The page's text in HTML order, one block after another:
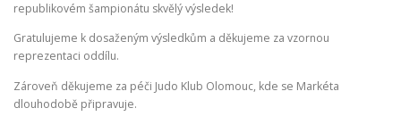
republikovém šampionátu skvělý výsledek!
Gratulujeme k dosaženým výsledkům a děkujeme za vzornou
reprezentaci oddílu.
Zároveň děkujeme za péči Judo Klub Olomouc, kde se Markéta
dlouhodobě připravuje.